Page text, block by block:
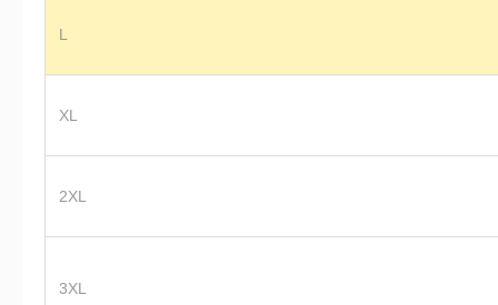
L
XL
2XL
3XL